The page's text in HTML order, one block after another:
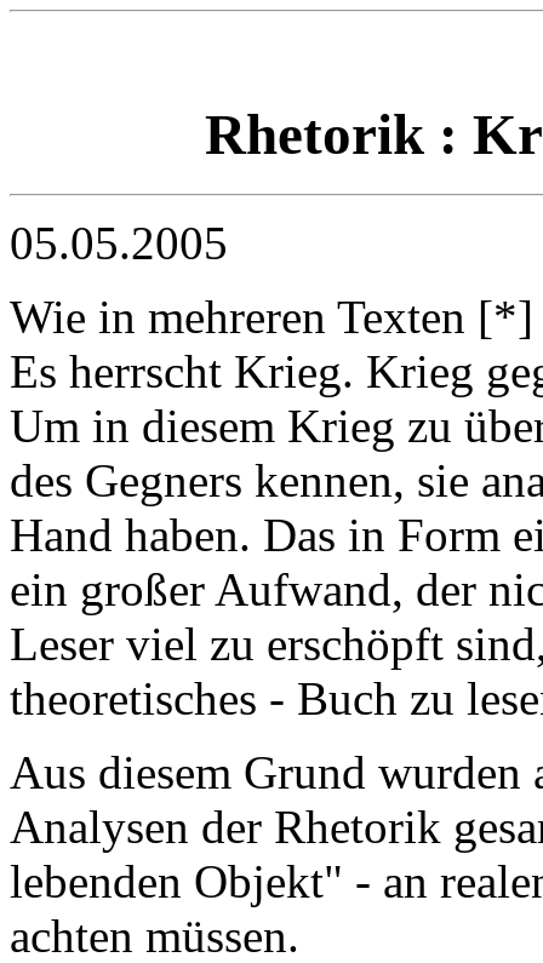
Rhetorik :
05.05.2005
Wie in mehreren Texten
Es herrscht Krieg. Krieg
Um in diesem Krieg zu
des Gegners kennen, sie
Hand haben. Das in Form
ein großer Aufwand, der
Leser viel zu erschöpft
theoretisches - Buch zu
Aus diesem Grund
Analysen der Rhetorik
lebenden Objekt" - an
achten müssen.